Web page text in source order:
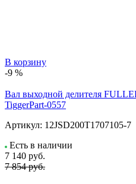
В корзину
-9 %
Вал выходной делителя
TiggerPart-0557
Артикул: 12JSD200T1707105-7
Есть в наличии
7 140 руб.
7 854 руб.